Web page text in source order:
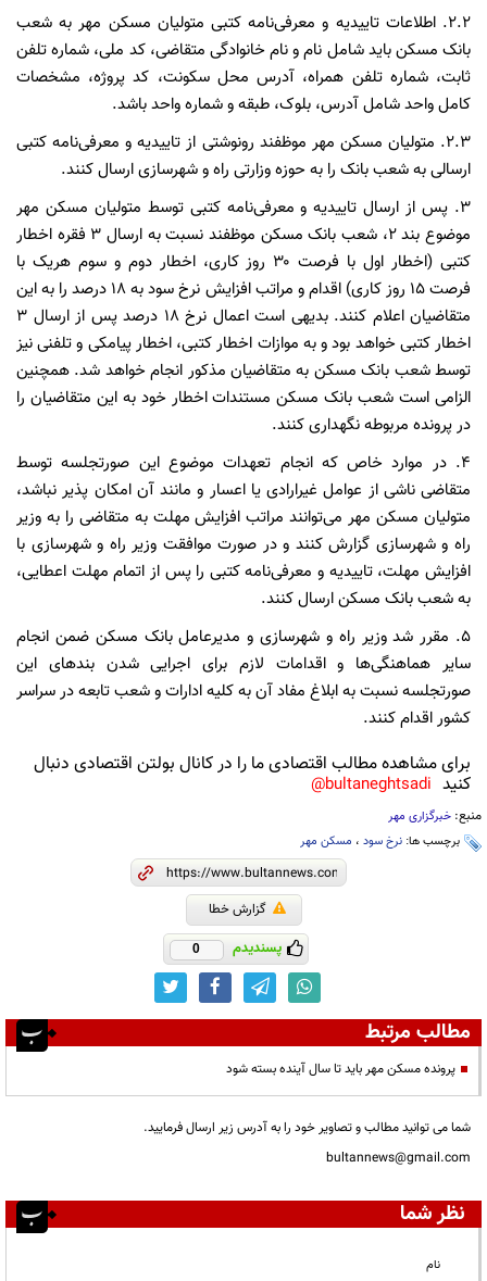
۲.۲. اطلاعات تاییدیه و معرفی‌نامه کتبی متولیان مسکن مهر به شعب
بانک مسکن باید شامل نام و نام خانوادگی متقاضی، کد ملی، شماره تلفن
ثابت، شماره تلفن همراه، آدرس محل سکونت، کد پروژه، مشخصات
کامل واحد شامل آدرس، بلوک، طبقه و شماره واحد باشد.
۲.۳. متولیان مسکن مهر موظفند رونوشتی از تاییدیه و معرفی‌نامه کتبی
ارسالی به شعب بانک را به حوزه وزارتی راه و شهرسازی ارسال کنند.
۳. پس از ارسال تاییدیه و معرفی‌نامه کتبی توسط متولیان مسکن مهر
موضوع بند ۲، شعب بانک مسکن موظفند نسبت به ارسال ۳ فقره اخطار
کتبی (اخطار اول با فرصت ۳۰ روز کاری، اخطار دوم و سوم هریک با
فرصت ۱۵ روز کاری) اقدام و مراتب افزایش نرخ سود به ۱۸ درصد را به این
متقاضیان اعلام کنند. بدیهی است اعمال نرخ ۱۸ درصد پس از ارسال ۳
اخطار کتبی خواهد بود و به موازات اخطار کتبی، اخطار پیامکی و تلفنی نیز
توسط شعب بانک مسکن به متقاضیان مذکور انجام خواهد شد. همچنین
الزامی است شعب بانک مسکن مستندات اخطار خود به این متقاضیان را
در پرونده مربوطه نگهداری کنند.
۴. در موارد خاص که انجام تعهدات موضوع این صورتجلسه توسط
متقاضی ناشی از عوامل غیرارادی یا اعسار و مانند آن امکان پذیر نباشد،
متولیان مسکن مهر می‌توانند مراتب افزایش مهلت به متقاضی را به وزیر
راه و شهرسازی گزارش کنند و در صورت موافقت وزیر راه و شهرسازی با
افزایش مهلت، تاییدیه و معرفی‌نامه کتبی را پس از اتمام مهلت اعطایی،
به شعب بانک مسکن ارسال کنند.
۵. مقرر شد وزیر راه و شهرسازی و مدیرعامل بانک مسکن ضمن انجام
سایر هماهنگی‌ها و اقدامات لازم برای اجرایی شدن بندهای این
صورتجلسه نسبت به ابلاغ مفاد آن به کلیه ادارات و شعب تابعه در سراسر
کشور اقدام کنند.
برای مشاهده مطالب اقتصادی ما را در کانال بولتن اقتصادی دنبال
کنید bultaneghtsadi@
منبع: خبرگزاری مهر
برچسب ها: نرخ سود ، مسکن مهر
گزارش خطا
پسندیدم 0
مطالب مرتبط
پرونده مسکن مهر باید تا سال آینده بسته شود
شما می توانید مطالب و تصاویر خود را به آدرس زیر ارسال فرمایید.
bultannews@gmail.com
نظر شما
نام